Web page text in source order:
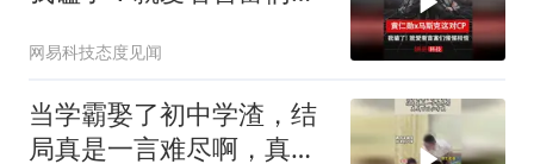
网易科技态度见闻
当学霸娶了初中学渣，结
局真是一言难尽啊，真是